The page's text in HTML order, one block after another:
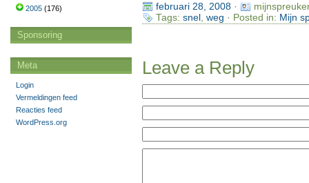
februari 28, 2008·
Tags: snel weg · Posted in: Mijn
Leave a Reply
2005 (176)
Sponsoring
Meta
Login
Vermeldingen feed
Reacties feed
WordPress.org